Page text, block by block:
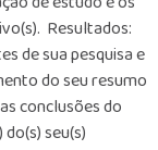
Resultados:
de sua pesquisa e
do seu resumo
conclusões do
seu(s)